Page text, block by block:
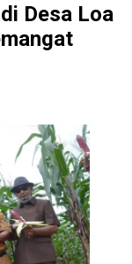
Desa Loa